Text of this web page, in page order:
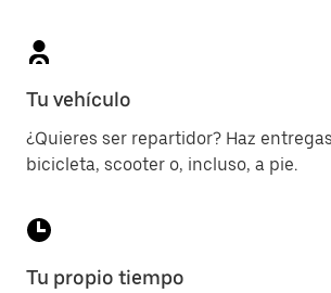
Tu vehículo
¿Quieres ser repartidor? Haz
bicicleta, scooter o, incluso, a pie.
Tu propio tiempo